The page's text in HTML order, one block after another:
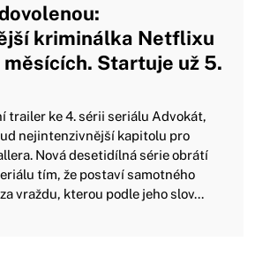
kriminálka Netflixu
měsících. Startuje už 5.
trailer ke 4. sérii seriálu Advokát,
nejintenzivnější kapitolu pro
Nová desetidílná série obrátí
tím, že postaví samotného
vraždu, kterou podle jeho slov...